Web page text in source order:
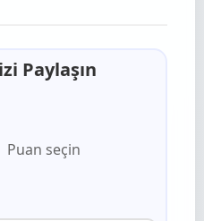
Paylaşın
Puan seçin